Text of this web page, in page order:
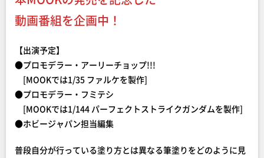
動画番組を企画中！
【出演予定】
●プロモデラー・アーリーチョップ!!!
[MOOKでは1/35 ファルケを製作]
●プロモデラー・フミテシ
[MOOKでは1/144 パーフェクトストライクガンダムを製作]
●ホビージャパン担当編集
普段自分が行っている塗り方とは異なる筆塗りをどのように見